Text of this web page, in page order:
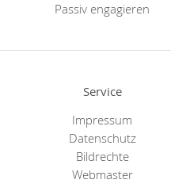
Passiv engagieren
Service
Impressum
Datenschutz
Bildrechte
Webmaster